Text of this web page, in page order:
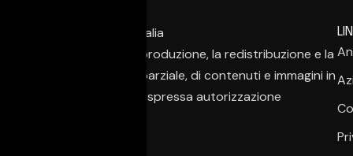
È vietata la copia, la riproduzione, la redistribuzione e la
pubblicazione, anche parziale, di contenuti e immagini in
qualsiasi forma, salvo espressa autorizzazione